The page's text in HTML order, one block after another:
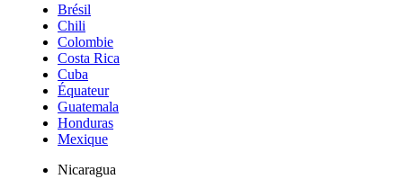
Brésil
Chili
Colombie
Costa Rica
Cuba
Équateur
Guatemala
Honduras
Mexique
Nicaragua